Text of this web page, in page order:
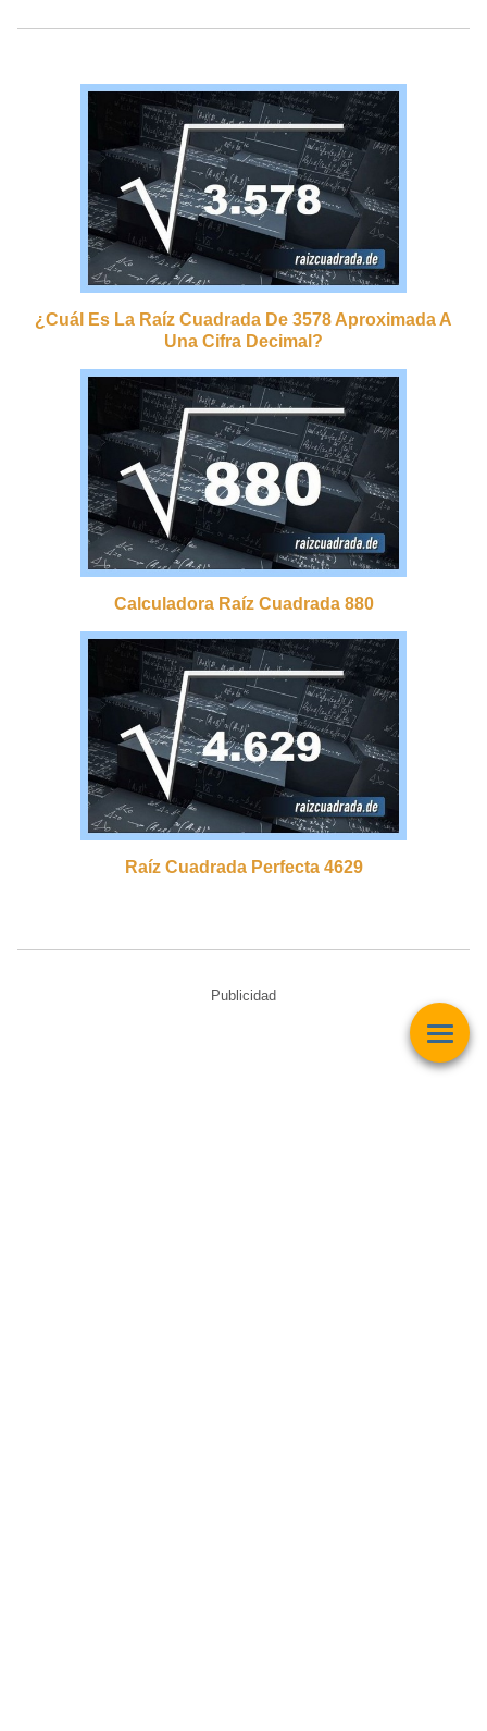
¿cuál Es La Raíz Cuadrada De 3578 Aproximada A
Una Cifra Decimal?
Calculadora Raíz Cuadrada 880
Raíz Cuadrada Perfecta 4629
Publicidad